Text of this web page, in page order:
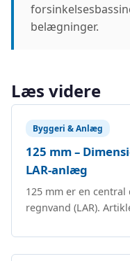
belægninger.
Læs videre
Byggeri & Anlæg
125 mm –
LAR-anlæg
125 mm er en
regnvand (LAR).